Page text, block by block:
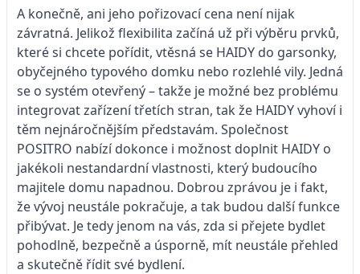
A konečně, ani jeho pořizovací cena není nijak
závratná. Jelikož flexibilita začíná už při výběru prvků,
které si chcete pořídit, vtěsná se HAIDY do garsonky,
obyčejného typového domku nebo rozlehlé vily. Jedná
se o systém otevřený – takže je možné bez problému
integrovat zařízení třetích stran, tak že HAIDY vyhoví i
těm nejnáročnějším představám. Společnost
POSITRO nabízí dokonce i možnost doplnit HAIDY o
jakékoli nestandardní vlastnosti, který budoucího
majitele domu napadnou. Dobrou zprávou je i fakt,
že vývoj neustále pokračuje, a tak budou další funkce
přibývat. Je tedy jenom na vás, zda si přejete bydlet
pohodlně, bezpečně a úsporně, mít neustále přehled
a skutečně řídit své bydlení.